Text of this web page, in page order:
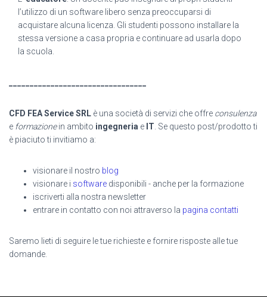
l’utilizzo di un software libero senza preoccuparsi di
acquistare alcuna licenza. Gli studenti possono installare la
stessa versione a casa propria e continuare ad usarla dopo
la scuola.
CFD FEA Service SRL è una società di servizi che offre consulenza
e formazionein ambito ingegneria e IT . Se questo post/prodotto ti
è piaciuto ti invitiamo a:
visionare il nostro blog
visionare i software disponibili - anche per la formazione
iscriverti alla nostra newsletter
entrare in contatto con noi attraverso la pagina contatti
Saremo lieti di seguire le tue richieste e fornire risposte alle tue
domande.